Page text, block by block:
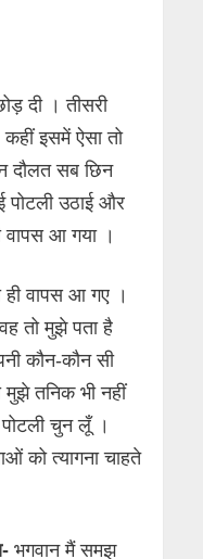
दी । तीसरी
इसमें ऐसा तो
दौलत सब छिन
पोटली उठाई और
वापस आ गया ।
ही वापस आ गए ।
तो मुझे पता है
कौन-कौन सी
मुझे तनिक भी नहीं
चुन लूँ ।
को त्यागना चाहते
भगवान मैं समझ